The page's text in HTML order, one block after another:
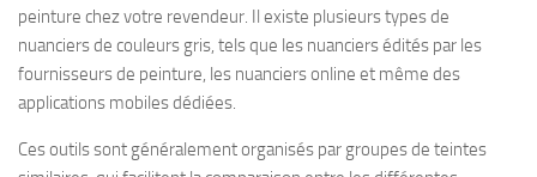
peinture chez votre revendeur. Il existe plusieurs types de
nuanciers de couleurs gris, tels que les nuanciers édités par les
fournisseurs de peinture, les nuanciers online et même des
applications mobiles dédiées.
Ces outils sont généralement organisés par groupes de teintes